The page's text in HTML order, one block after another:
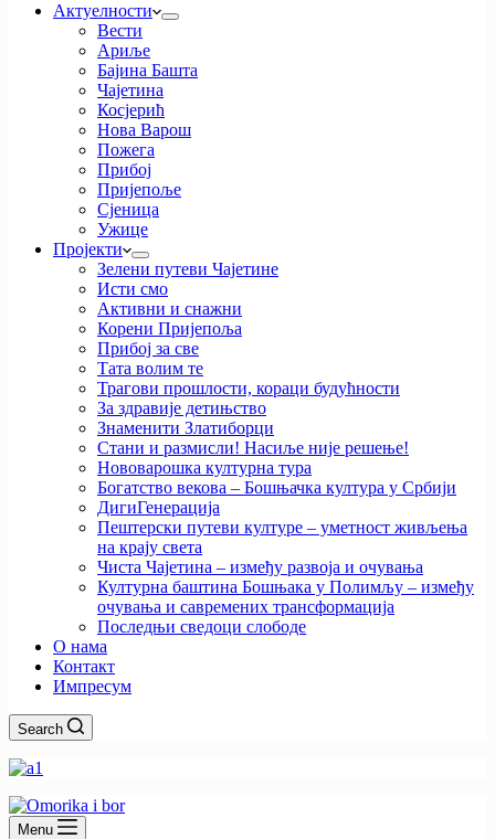
Актуелности
Вести
Ариље
Бајина Башта
Чајетина
Косјерић
Нова Варош
Пожега
Прибој
Пријепоље
Сјеница
Ужице
Пројекти
Зелени путеви Чајетине
Исти смо
Активни и снажни
Корени Пријепоља
Прибој за све
Тата волим те
Трагови прошлости, кораци будућности
За здравије детињство
Знаменити Златиборци
Стани и размисли! Насиље није решење!
Нововарошка културна тура
Богатство векова – Бошњачка култура у Србији
ДигиГенерација
Пештерски путеви културе – уметност живљења
на крају света
Чиста Чајетина – између развоја и очувања
Културна баштина Бошњака у Полимљу – између
очувања и савремених трансформација
Последњи сведоци слободе
О нама
Контакт
Импресум
Search
Menu